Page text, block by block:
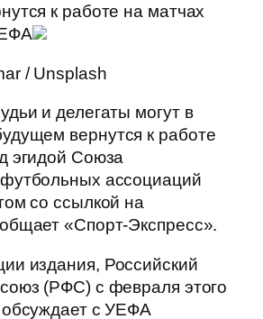
к работе на матчах
/ Unsplash
и делегаты могут в
вернутся к работе
эгидой Союза
ассоциаций
со ссылкой на
«Спорт-Экспресс».
издания, Российский
(РФС) с февраля этого
обсуждает с УЕФА